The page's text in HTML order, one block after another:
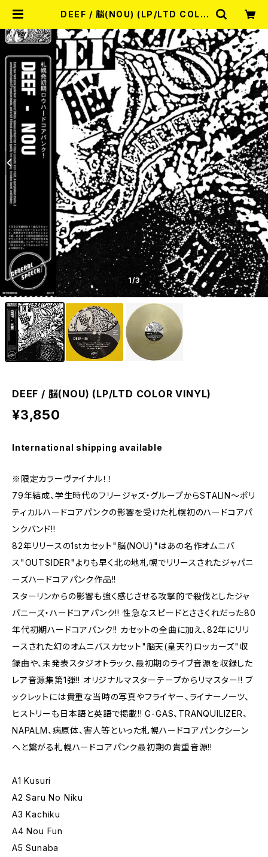
DEEF / 脳(NOU) (LP/LTD COLO
ERY
1/3
DEEF / 脳(NOU) (LP/LTD COLOR VINYL)
¥3,850
International shipping available
※限定カラーヴァイナル！！
79年結成、学生時代のフリージャズ・グループからSTALIN～ポリ
ティカルハードコアパンクの影響を受けた札幌初のハードコアパ
ンクバンド!!
82年リリースの1stカセット"脳(NOU)"はあの名作オムニバ
ス"OUTSIDER"よりも早く北の地札幌でリリースされたジャパニ
ーズハードコアパンク作品!!
スターリンからの影響も強く感じさせる攻撃的で殺伐としたジャ
パニーズ・ハードコアパンク!! 性急なスピードとささくれだった80
年代初期ハードコアパンク!! カセットの全曲に加え、82年にリリ
ースされた幻のオムニバスカセット"脳天(皇天?)ロッカーズ"収
録曲や、未発表スタジオトラック、最初期のライブ音源を収録した
レア音源集第1弾!! オリジナルマスターテープからリマスター!! ブ
ックレットには貴重な当時の写真やフライヤー、ライナーノーツ、
ヒストリーも日本語と英語で掲載!! G-GAS、TRANQUILIZER、
NAPALM、病原体、害人等といった札幌ハードコアパンクシーン
へと繋がる札幌ハードコアパンク最初期の貴重音源!!
A1 Kusuri
A2 Saru No Niku
A3 Kachiku
A4 Nou Fun
A5 Sunaba